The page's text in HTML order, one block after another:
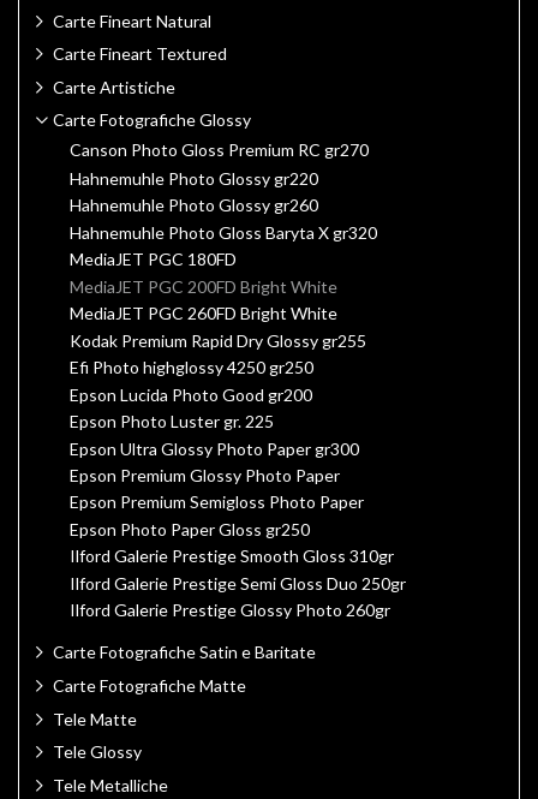
Carte Fineart Natural
Carte Fineart Textured
Carte Artistiche
Carte Fotografiche Glossy
Canson Photo Gloss Premium RC gr270
Hahnemuhle Photo Glossy gr220
Hahnemuhle Photo Glossy gr260
Hahnemuhle Photo Gloss Baryta X gr320
MediaJET PGC 180FD
MediaJET PGC 200FD Bright White
MediaJET PGC 260FD Bright White
Kodak Premium Rapid Dry Glossy gr255
Efi Photo highglossy 4250 gr250
Epson Lucida Photo Good gr200
Epson Photo Luster gr. 225
Epson Ultra Glossy Photo Paper gr300
Epson Premium Glossy Photo Paper
Epson Premium Semigloss Photo Paper
Epson Photo Paper Gloss gr250
Ilford Galerie Prestige Smooth Gloss 310gr
Ilford Galerie Prestige Semi Gloss Duo 250gr
Ilford Galerie Prestige Glossy Photo 260gr
Carte Fotografiche Satin e Baritate
Carte Fotografiche Matte
Tele Matte
Tele Glossy
Tele Metalliche